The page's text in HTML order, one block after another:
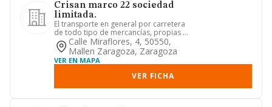
Crisan marco 22 sociedad
limitada.
El transporte en general por carretera
de todo tipo de mercancías, propias o
de terceras personas, ...
Calle Miraflores, 4, 50550,
Mallen Zaragoza, Zaragoza
VER EN MAPA
VER FICHA